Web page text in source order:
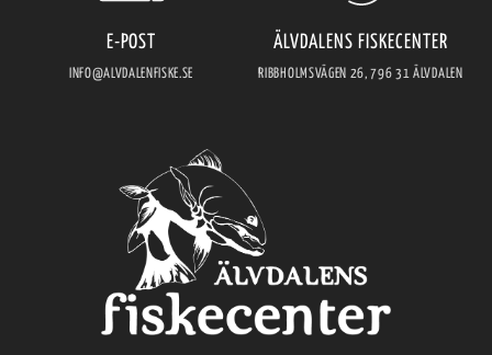
E-POST
INFO@ALVDALENFISKE.SE
ÄLVDALENS FISKECENTER
RIBBHOLMSVÄGEN 26, 796 31 ÄLVDALEN